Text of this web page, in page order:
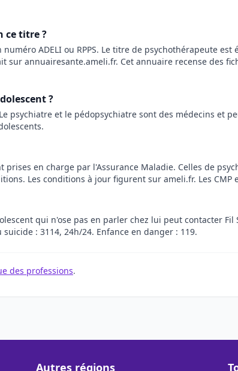
ce titre ?
ADELI ou RPPS. Le titre de psychothérapeute est
sur annuairesante.ameli.fr. Cet annuaire recense des
?
et le pédopsychiatre sont des médecins et
en charge par l'Assurance Maladie. Celles de
Les conditions à jour figurent sur ameli.fr. Les CMP
qui n'ose pas en parler chez lui peut contacter Fil
: 3114, 24h/24. Enfance en danger : 119.
des professions.
Autres régions